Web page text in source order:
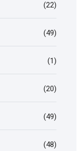
(22)
(49)
(1)
(20)
(49)
(48)